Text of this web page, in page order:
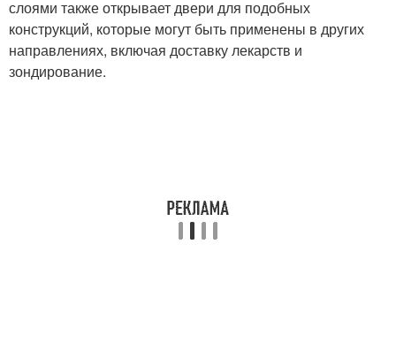
слоями также открывает двери для подобных
конструкций, которые могут быть применены в других
направлениях, включая доставку лекарств и
зондирование.